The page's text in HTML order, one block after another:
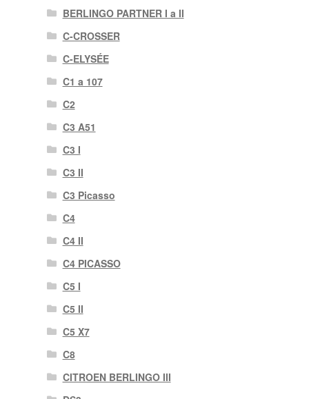
BERLINGO PARTNER I a II
C-CROSSER
C-ELYSÉE
C1 a 107
C2
C3 A51
C3 I
C3 II
C3 Picasso
C4
C4 II
C4 PICASSO
C5 I
C5 II
C5 X7
C8
CITROEN BERLINGO III